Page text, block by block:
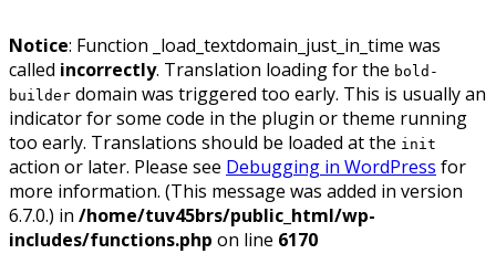
Notice: Function _load_textdomain_just_in_time was
called incorrectly. Translation loading for the bold-
builder domain was triggered too early. This is usually an
indicator for some code in the plugin or theme running
too early. Translations should be loaded at the init
action or later. Please see Debugging in WordPress for
more information. (This message was added in version
6.7.0.) in /home/tuv45brs/public_html/wp-
includes/functions.php on line 6170